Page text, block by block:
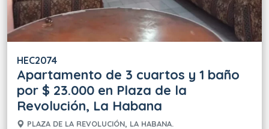
HEC2074
Apartamento de 3 cuartos y 1 baño
por $ 23.000 en Plaza de la
Revolución, La Habana
PLAZA DE LA REVOLUCIÓN, LA HABANA.